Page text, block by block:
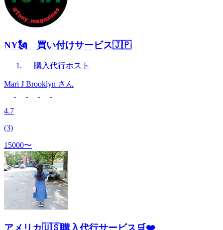
NY🗽 買い付けサービス🇯🇵
購入代行ホスト
Mari J Brooklyn さん
4.7
(3)
15000〜
アメリカ🇺🇸購入代行サービス🛒❤️